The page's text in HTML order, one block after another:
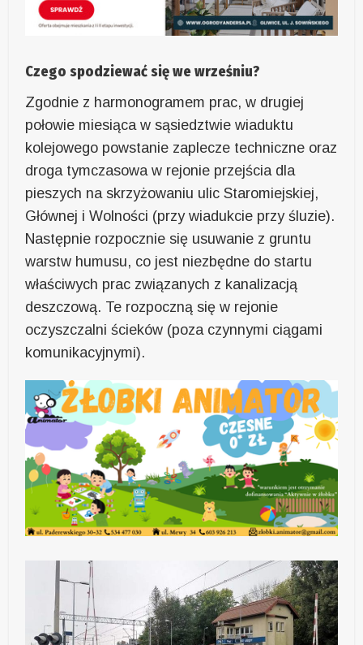
Czego spodziewać się we wrześniu?
Zgodnie z harmonogramem prac, w drugiej
połowie miesiąca w sąsiedztwie wiaduktu
kolejowego powstanie zaplecze techniczne oraz
droga tymczasowa w rejonie przejścia dla
pieszych na skrzyżowaniu ulic Staromiejskiej,
Głównej i Wolności (przy wiadukcie przy śluzie).
Następnie rozpocznie się usuwanie z gruntu
warstw humusu, co jest niezbędne do startu
właściwych prac związanych z kanalizacją
deszczową. Te rozpoczną się w rejonie
oczyszczalni ścieków (poza czynnymi ciągami
komunikacyjnymi).